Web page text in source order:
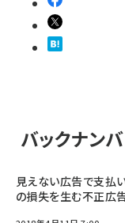
バックナン
見えない広告で支払
の損失を生む不正広